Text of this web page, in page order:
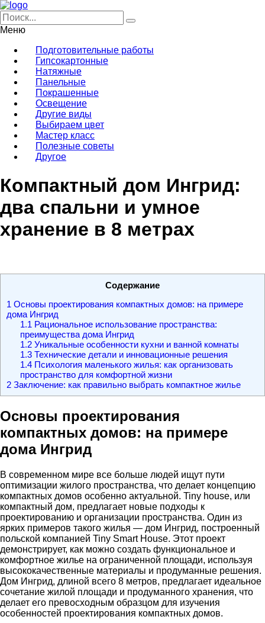
Меню
Подготовительные работы
Гипсокартонные
Натяжные
Панельные
Покрашенные
Освещение
Другие виды
Выбираем цвет
Мастер класс
Полезные советы
Другое
Компактный дом Ингрид:
два спальни и умное
хранение в 8 метрах
Содержание
1 Основы проектирования компактных домов: на примере
дома Ингрид
1.1 Рациональное использование пространства:
преимущества дома Ингрид
1.2Уникальные особенности кухни и ванной комнаты
1.3Технические детали и инновационные решения
1.4Психология маленького жилья: как организовать
пространство для комфортной жизни
2 Заключение: как правильно выбрать компактное жилье
Основы проектирования
компактных домов: на примере
дома Ингрид
В современном мире все больше людей ищут пути
оптимизации жилого пространства, что делает концепцию
компактных домов особенно актуальной. Tiny house, или
компактный дом, предлагает новые подходы к
проектированию и организации пространства. Один из
ярких примеров такого жилья — дом Ингрид, построенный
польской компанией Tiny Smart House. Этот проект
демонстрирует, как можно создать функциональное и
комфортное жилье на ограниченной площади, используя
высококачественные материалы и продуманные решения.
Дом Ингрид, длиной всего 8 метров, предлагает идеальное
сочетание жилой площади и продуманного хранения, что
делает его превосходным образцом для изучения
особенностей проектирования компактных домов.